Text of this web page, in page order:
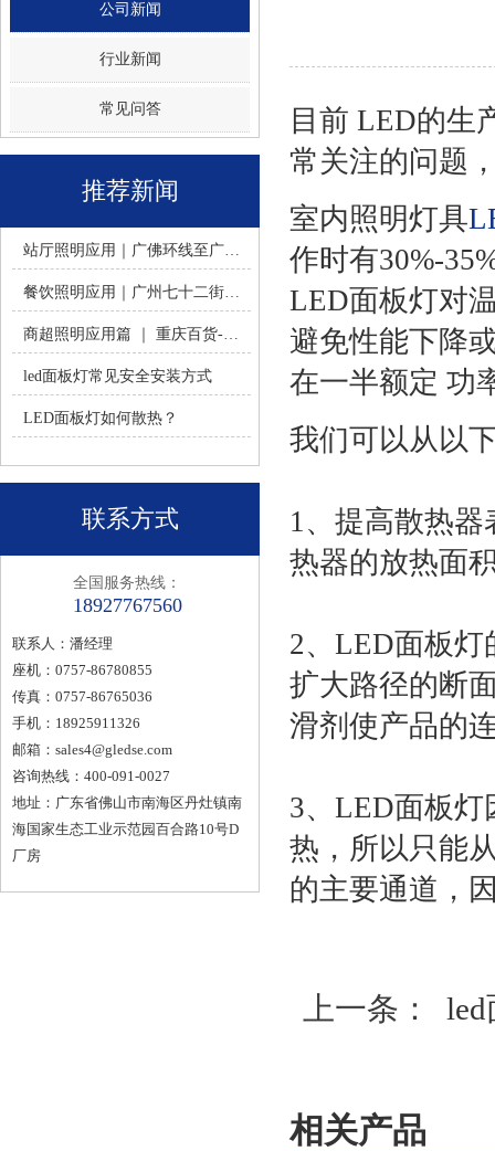
公司新闻
行业新闻
常见问答
推荐新闻
站厅照明应用｜广佛环线至广州南站 -佛山火树银花照明
餐饮照明应用｜广州七十二街道餐饮连锁-佛山火树银花照明
商超照明应用篇 ｜ 重庆百货-佛山火树银花照明合作历程
led面板灯常见安全安装方式
LED面板灯如何散热？
联系方式
全国服务热线：
18927767560
联系人：潘经理
座机：0757-86780855
传真：0757-86765036
手机：18925911326
邮箱： sales4@gledse.com
咨询热线：400-091-0027
地址：广东省佛山市南海区丹灶镇南
海国家生态工业示范园百合路10号D
厂房
目前 LED的生
常关注的问题
室内照明灯具
作时有30%-
LED面板灯对
避免性能下降
在一半额定 功
我们可以从以
1、提高散热
热器的放热面
2、LED面板灯
扩大路径的断
滑剂使产品的
3、LED面板灯
热，所以只能
的主要通道，
上一条：
相关产品